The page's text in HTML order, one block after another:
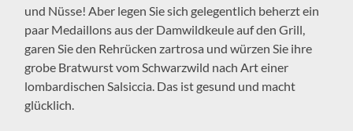
und Nüsse! Aber legen Sie sich gelegentlich beherzt ein
paar Medaillons aus der Damwildkeule auf den Grill,
garen Sie den Rehrücken zartrosa und würzen Sie ihre
grobe Bratwurst vom Schwarzwild nach Art einer
lombardischen Salsiccia. Das ist gesund und macht
glücklich.